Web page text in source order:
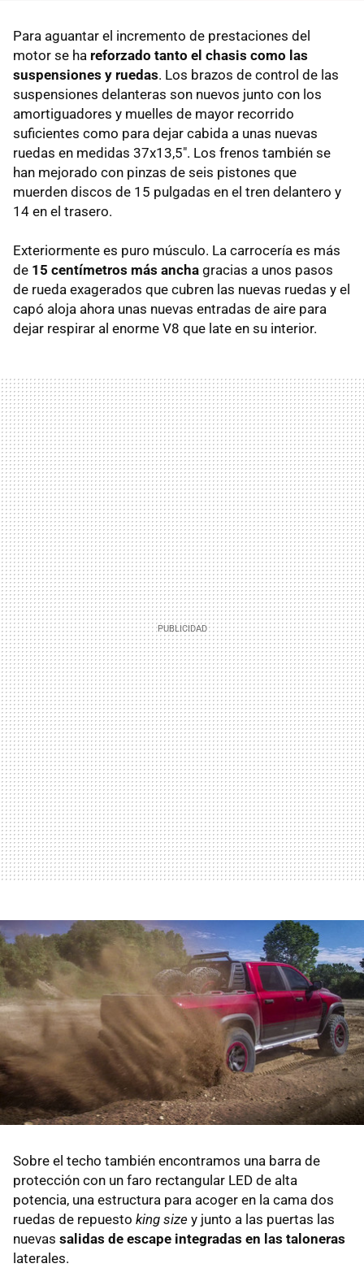
Para aguantar el incremento de prestaciones del
motor se ha reforzado tanto el chasis como las
suspensiones y ruedas. Los brazos de control de las
suspensiones delanteras son nuevos junto con los
amortiguadores y muelles de mayor recorrido
suficientes como para dejar cabida a unas nuevas
ruedas en medidas 37x13,5". Los frenos también se
han mejorado con pinzas de seis pistones que
muerden discos de 15 pulgadas en el tren delantero y
14 en el trasero.
Exteriormente es puro músculo. La carrocería es más
de 15 centímetros más ancha gracias a unos pasos
de rueda exagerados que cubren las nuevas ruedas y el
capó aloja ahora unas nuevas entradas de aire para
dejar respirar al enorme V8 que late en su interior.
Sobre el techo también encontramos una barra de
protección con un faro rectangular LED de alta
potencia, una estructura para acoger en la cama dos
ruedas de repuesto king size y junto a las puertas las
nuevas salidas de escape integradas en las taloneras
laterales.